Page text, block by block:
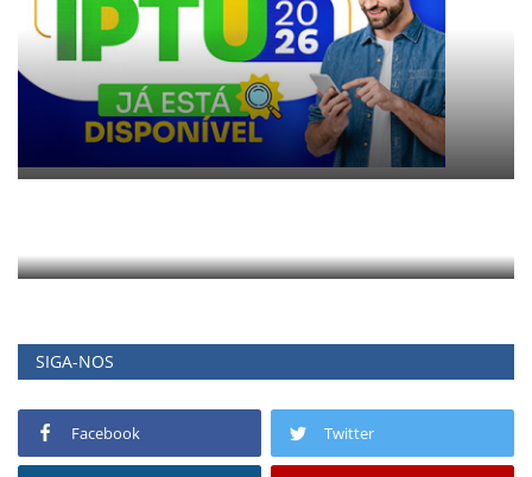
SIGA-NOS
Facebook Twitter